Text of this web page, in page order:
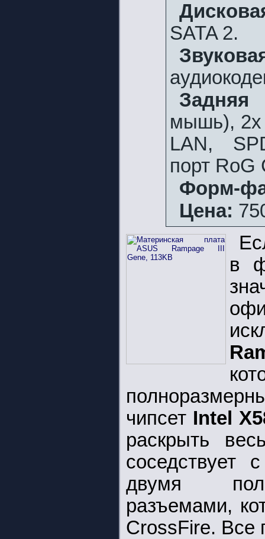
SATA 2.
Задняя
мышь), 2х
LAN,
порт RoG
Форм-
Цена:
в
чипсет Intel
раскрыть
двумя
разъемами,
CrossFire. Все